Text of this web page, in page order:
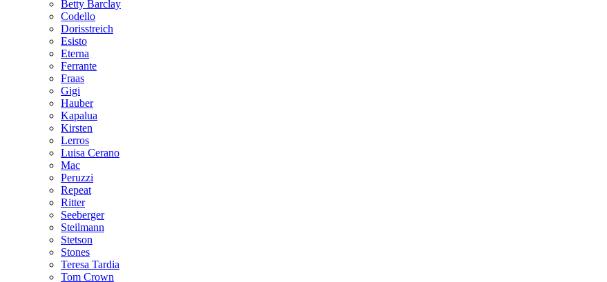
Betty Barclay
Codello
Dorisstreich
Esisto
Eterna
Ferrante
Fraas
Gigi
Hauber
Kapalua
Kirsten
Lerros
Luisa Cerano
Mac
Peruzzi
Repeat
Ritter
Seeberger
Steilmann
Stetson
Stones
Teresa Tardia
Tom Crown